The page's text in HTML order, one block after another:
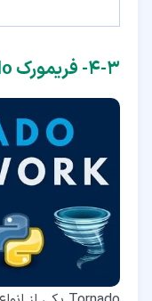
۳‏-‏۴‏- فریمورک Tornado